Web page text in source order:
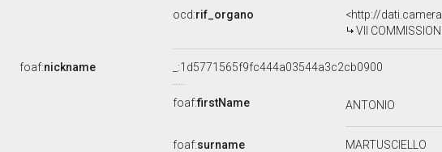
ocd:rif_organo
<http://
VII
foaf:nickname _:1d5771565f9fc444a03544a3c2cb0900
foaf:firstName ANTONIO
foaf:surname MARTUSCIELLO